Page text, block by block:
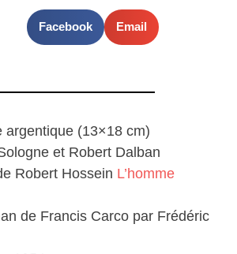
Facebook Email
argentique (13×18 cm)
et Robert Dalban
Robert Hossein L’homme
de Francis Carco par Frédéric